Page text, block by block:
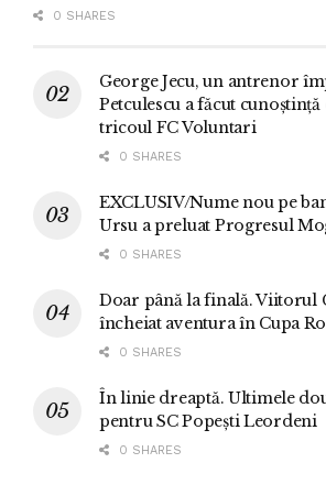
0 SHARES
George Jecu, un antrenor
Petculescu a făcut
tricoul FC Voluntari
0 SHARES
EXCLUSIV/Nume nou pe
Ursu a preluat Progresul
0 SHARES
Doar până la finală. Viitorul
încheiat aventura în Cupa
0 SHARES
În linie dreaptă. Ultimele
pentru SC Popești Leordeni
0 SHARES